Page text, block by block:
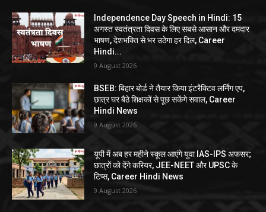
Independence Day Speech in Hindi: 15
अगस्त स्वतंत्रता दिवस के लिए सबसे आसान और दमदार
भाषण, देशभक्ति से भर उठेगा हर दिल, Career
Hindi...
9 August 2026
BSEB: बिहार बोर्ड ने तैयार किया इंटरैक्टिव लर्निंग एप,
छात्र घर बैठे शिक्षकों से पूछ सकेंगे सवाल, Career
Hindi News
9 August 2026
यूपी में अब हर महीने स्कूल आएंगे युवा IAS-IPS अफसर;
छात्रों को देंगे करियर, JEE-NEET और UPSC के
टिप्स, Career Hindi News
9 August 2026